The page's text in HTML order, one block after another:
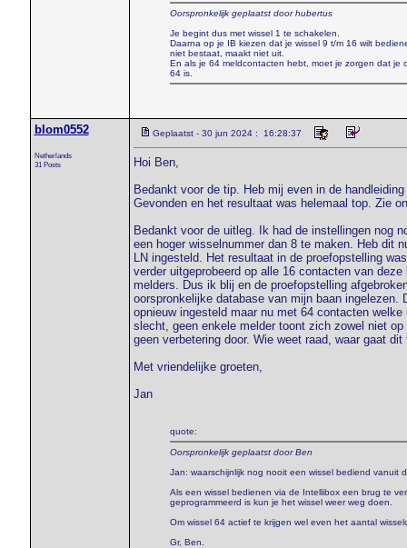
Oorspronkelijk geplaatst door hubertus
Je begint dus met wissel 1 te schakelen.
Daarna op je IB kiezen dat je wissel 9 t/m 16 wilt
niet bestaat, maakt niet uit.
En als je 64 meldcontacten hebt, moet je zorgen dat
64 is.
blom0552
Netherlands
31 Posts
Geplaatst - 30 jun 2024 : 16:28:37
Hoi Ben,
Bedankt voor de tip. Heb mij even in de
Gevonden en het resultaat was helemaal top. Zie
Bedankt voor de uitleg. Ik had de instellingen nog
een hoger wisselnummer dan 8 te maken. Heb dit
LN ingesteld. Het resultaat in de proefopstelling
verder uitgeprobeerd op alle 16 contacten van
melders. Dus ik blij en de proefopstelling
oorspronkelijke database van mijn baan ingelezen.
opnieuw ingesteld maar nu met 64 contacten
slecht, geen enkele melder toont zich zowel niet
geen verbetering door. Wie weet raad, waar gaat
Met vriendelijke groeten,
Jan
quote:
Oorspronkelijk geplaatst door Ben
Jan: waarschijnlijk nog nooit een wissel bediend vanuit
Als een wissel bedienen via de Intellibox een brug te
geprogrammeerd is kun je het wissel weer weg doen.
Om wissel 64 actief te krijgen wel even het aantal
Gr, Ben.